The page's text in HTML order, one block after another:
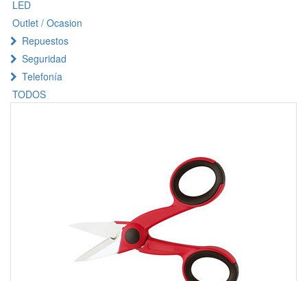
LED
Outlet / Ocasion
Repuestos
Seguridad
Telefonía
TODOS